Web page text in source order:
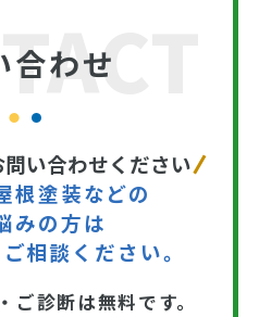
合わせ
い合わせください
根塗装などの
みの方は
相談ください。
ご診断は無料です。